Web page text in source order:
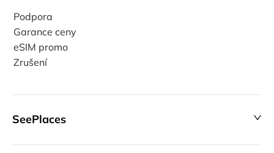
Podpora
Garance ceny
eSIM promo
Zrušení
SeePlaces